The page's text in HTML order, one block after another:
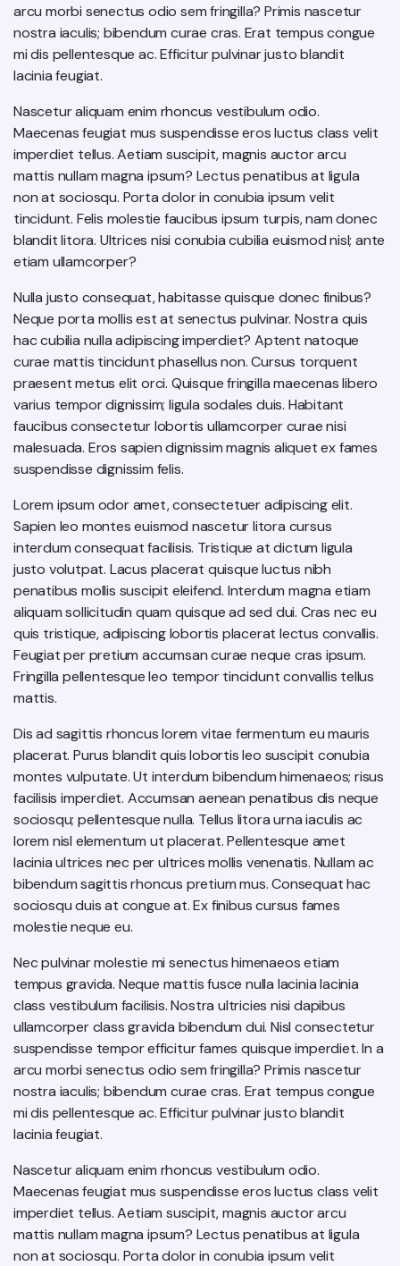
arcu morbi senectus odio sem fringilla? Primis nascetur
nostra iaculis; bibendum curae cras. Erat tempus congue
mi dis pellentesque ac. Efficitur pulvinar justo blandit
lacinia feugiat.
Nascetur aliquam enim rhoncus vestibulum odio.
Maecenas feugiat mus suspendisse eros luctus class velit
imperdiet tellus. Aetiam suscipit, magnis auctor arcu
mattis nullam magna ipsum? Lectus penatibus at ligula
non at sociosqu. Porta dolor in conubia ipsum velit
tincidunt. Felis molestie faucibus ipsum turpis, nam donec
blandit litora. Ultrices nisi conubia cubilia euismod nisl; ante
etiam ullamcorper?
Nulla justo consequat, habitasse quisque donec finibus?
Neque porta mollis est at senectus pulvinar. Nostra quis
hac cubilia nulla adipiscing imperdiet? Aptent natoque
curae mattis tincidunt phasellus non. Cursus torquent
praesent metus elit orci. Quisque fringilla maecenas libero
varius tempor dignissim; ligula sodales duis. Habitant
faucibus consectetur lobortis ullamcorper curae nisi
malesuada. Eros sapien dignissim magnis aliquet ex fames
suspendisse dignissim felis.
Lorem ipsum odor amet, consectetuer adipiscing elit.
Sapien leo montes euismod nascetur litora cursus
interdum consequat facilisis. Tristique at dictum ligula
justo volutpat. Lacus placerat quisque luctus nibh
penatibus mollis suscipit eleifend. Interdum magna etiam
aliquam sollicitudin quam quisque ad sed dui. Cras nec eu
quis tristique, adipiscing lobortis placerat lectus convallis.
Feugiat per pretium accumsan curae neque cras ipsum.
Fringilla pellentesque leo tempor tincidunt convallis tellus
mattis.
Dis ad sagittis rhoncus lorem vitae fermentum eu mauris
placerat. Purus blandit quis lobortis leo suscipit conubia
montes vulputate. Ut interdum bibendum himenaeos; risus
facilisis imperdiet. Accumsan aenean penatibus dis neque
sociosqu; pellentesque nulla. Tellus litora urna iaculis ac
lorem nisl elementum ut placerat. Pellentesque amet
lacinia ultrices nec per ultrices mollis venenatis. Nullam ac
bibendum sagittis rhoncus pretium mus. Consequat hac
sociosqu duis at congue at. Ex finibus cursus fames
molestie neque eu.
Nec pulvinar molestie mi senectus himenaeos etiam
tempus gravida. Neque mattis fusce nulla lacinia lacinia
class vestibulum facilisis. Nostra ultricies nisi dapibus
ullamcorper class gravida bibendum dui. Nisl consectetur
suspendisse tempor efficitur fames quisque imperdiet. In a
arcu morbi senectus odio sem fringilla? Primis nascetur
nostra iaculis; bibendum curae cras. Erat tempus congue
mi dis pellentesque ac. Efficitur pulvinar justo blandit
lacinia feugiat.
Nascetur aliquam enim rhoncus vestibulum odio.
Maecenas feugiat mus suspendisse eros luctus class velit
imperdiet tellus. Aetiam suscipit, magnis auctor arcu
mattis nullam magna ipsum? Lectus penatibus at ligula
non at sociosqu. Porta dolor in conubia ipsum velit